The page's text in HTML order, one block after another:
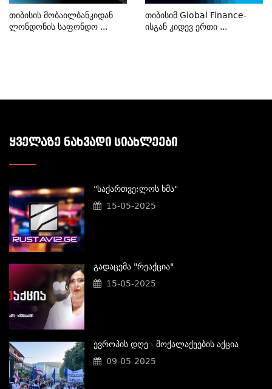
Თიბისის Მობაილბანკიდან
Ლონდონის Საფონდო ...
Თიბისიმ Global Finance-
Ისგან Კიდევ Ერთი ...
ᲧᲕᲔᲚᲐᲖᲔ ᲜᲐᲮᲕᲐᲓᲘ ᲡᲘᲐᲮᲚᲔᲔᲑᲘ
"საქართვე;ლოს Ხმა"
15-05-2025
Გადაცემა "რეაქცია"
15-05-2025
Ევროპის Დღე - Მოქალაქეების Აქცია
09-05-2025